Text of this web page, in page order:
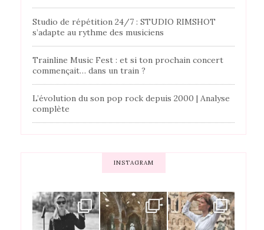
Studio de répétition 24/7 : STUDIO RIMSHOT
s’adapte au rythme des musiciens
Trainline Music Fest : et si ton prochain concert
commençait… dans un train ?
L’évolution du son pop rock depuis 2000 | Analyse
complète
INSTAGRAM